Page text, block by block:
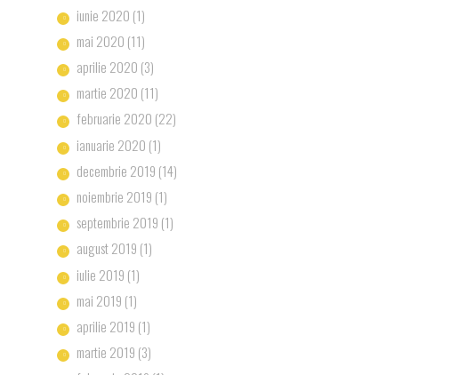
iunie 2020 (1)
mai 2020 (11)
aprilie 2020 (3)
martie 2020 (11)
februarie 2020 (22)
ianuarie 2020 (1)
decembrie 2019 (14)
noiembrie 2019 (1)
septembrie 2019 (1)
august 2019 (1)
iulie 2019 (1)
mai 2019 (1)
aprilie 2019 (1)
martie 2019 (3)